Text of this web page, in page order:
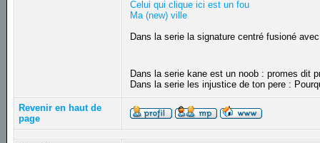
Celui qui clique ici est un fou
Ma (new) ville
Dans la serie la signature centré fusioné
Dans la serie kane est un noob : promes dit
Dans la serie les injustice de ton pere :
Revenir en haut de
page